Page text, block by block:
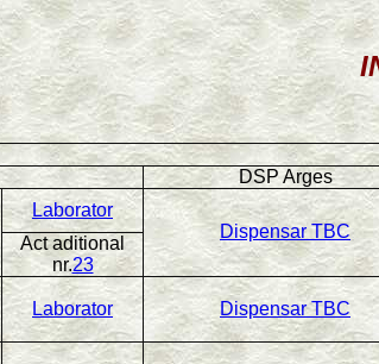
DSP Arges
Laborator
Dispensar TBC
Act aditional
nr.23
Laborator Dispensar TBC